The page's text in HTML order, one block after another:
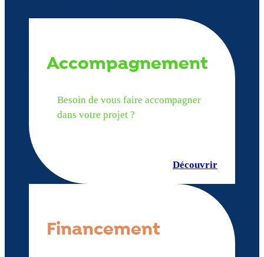
Accompagnement
Besoin de vous faire accompagner
dans votre projet ?
Découvrir
Financement